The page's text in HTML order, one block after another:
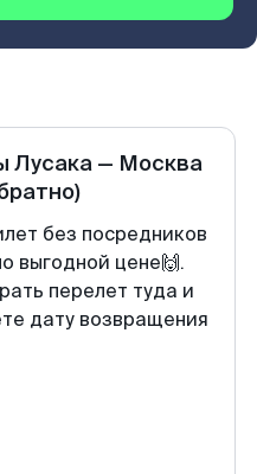
Лусака — Москва
без посредников
выгодной цене🙌.
перелет туда и
дату возвращения